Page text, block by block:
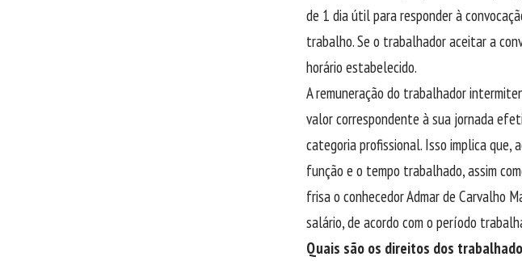
de 1 dia útil para responder à
trabalho. Se o trabalhador aceitar a
horário estabelecido.
A remuneração do trabalhador
valor correspondente à sua jornada
categoria profissional. Isso implica que,
função e o tempo trabalhado, assim
frisa o conhecedor Admar de Carvalho
salário, de acordo com o período
Quais são os direitos dos